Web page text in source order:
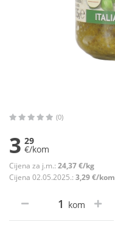
(0)
3 29
€/kom
Cijena za j.m.: 24,37 €/kg
Cijena 02.05.2025.: 3,29 €/kom
kom